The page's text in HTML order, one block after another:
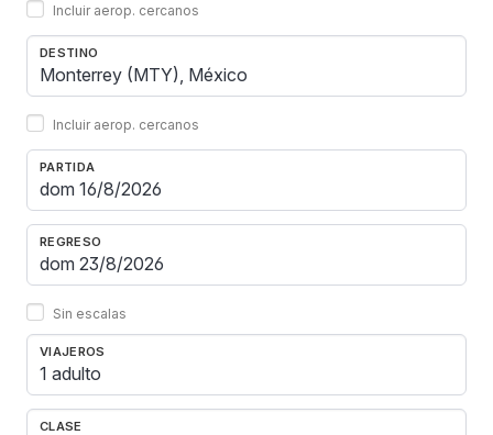
Incluir aerop. cercanos
DESTINO
Incluir aerop. cercanos
PARTIDA
REGRESO
Sin escalas
VIAJEROS
1 adulto
CLASE